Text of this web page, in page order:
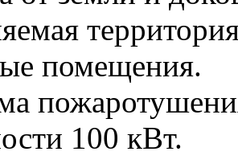
помещения.
100 кВт.